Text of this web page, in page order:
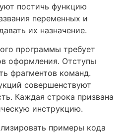
постичь функцию
переменных и
их назначение.
программы требует
оформления. Отступы
фрагментов команд.
совершенствуют
Каждая строка призвана
инструкцию.
примеры кода